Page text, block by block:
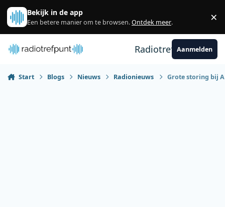
Spring naar bijdragen
Bekijk in de app
Een betere manier om te browsen.Ontdek meer. ×
RadiotrefpuntAanmelden
Start Blogs Nieuws Radionieuws Grote storing bij